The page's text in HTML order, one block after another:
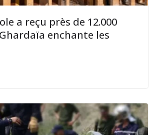
a reçu près de 12.000
enchante les